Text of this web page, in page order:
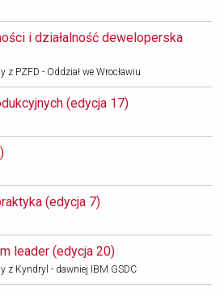
i działalność deweloperska
PZFD - Oddział we Wrocławiu
(edycja 17)
(edycja 7)
leader (edycja 20)
z Kyndryl - dawniej IBM GSDC